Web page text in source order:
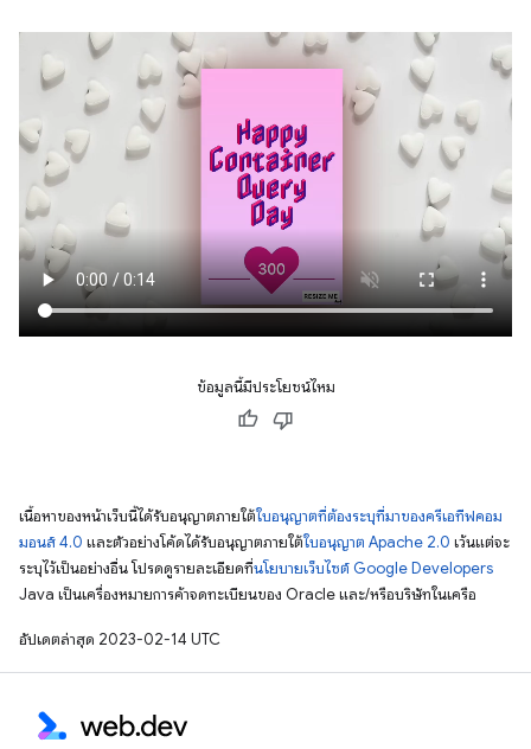
ข้อมูลนี้มีประโยชน์ไหม
เนื้อหาของหน้าเว็บนี้ได้รับอนุญาตภายใต้ใบอนุญาตที่ต้องระบุที่มาของครีเอทีฟคอม
มอนส์ 4.0 และตัวอย่างโค้ดได้รับอนุญาตภายใต้ใบอนุญาต Apache 2.0 เว้นแต่จะ
ระบุไว้เป็นอย่างอื่น โปรดดูรายละเอียดที่นโยบายเว็บไซต์ Google Developers
Java เป็นเครื่องหมายการค้าจดทะเบียนของ Oracle และ/หรือบริษัทในเครือ
อัปเดตล่าสุด 2023-02-14 UTC